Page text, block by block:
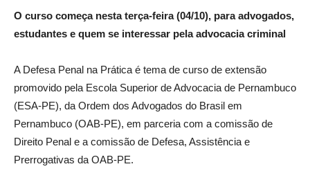
O curso começa nesta terça-feira (04/10), para advogados,
estudantes e quem se interessar pela advocacia criminal
A Defesa Penal na Prática é tema de curso de extensão
promovido pela Escola Superior de Advocacia de Pernambuco
(ESA-PE), da Ordem dos Advogados do Brasil em
Pernambuco (OAB-PE), em parceria com a comissão de
Direito Penal e a comissão de Defesa, Assistência e
Prerrogativas da OAB-PE.